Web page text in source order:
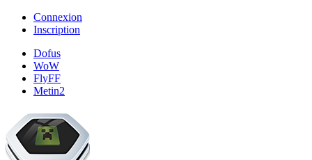
Connexion
Inscription
Dofus
WoW
FlyFF
Metin2